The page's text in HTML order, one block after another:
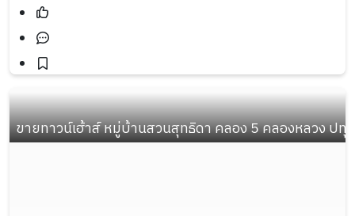
ขายทาวน์เฮ้าส์ หมู่บ้านสวนสุทธิดา คลอง 5 คลองหลวง ปทุ